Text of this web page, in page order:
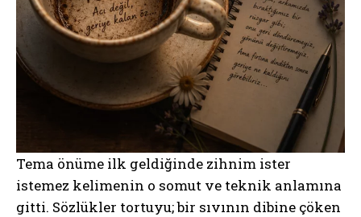
Tema önüme ilk geldiğinde zihnim ister
istemez kelimenin o somut ve teknik anlamına
gitti. Sözlükler tortuyu; bir sıvının dibine çöken